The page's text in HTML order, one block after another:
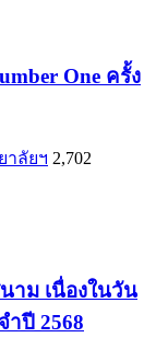
One ครั้ง
าลัยฯ 2,702
ม เนื่องในวัน
ปี 2568